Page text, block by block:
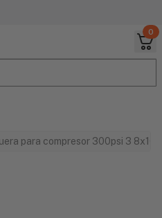
0
para compresor 300psi 3